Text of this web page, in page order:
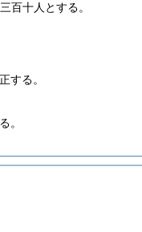
百十人とする。
する。
。